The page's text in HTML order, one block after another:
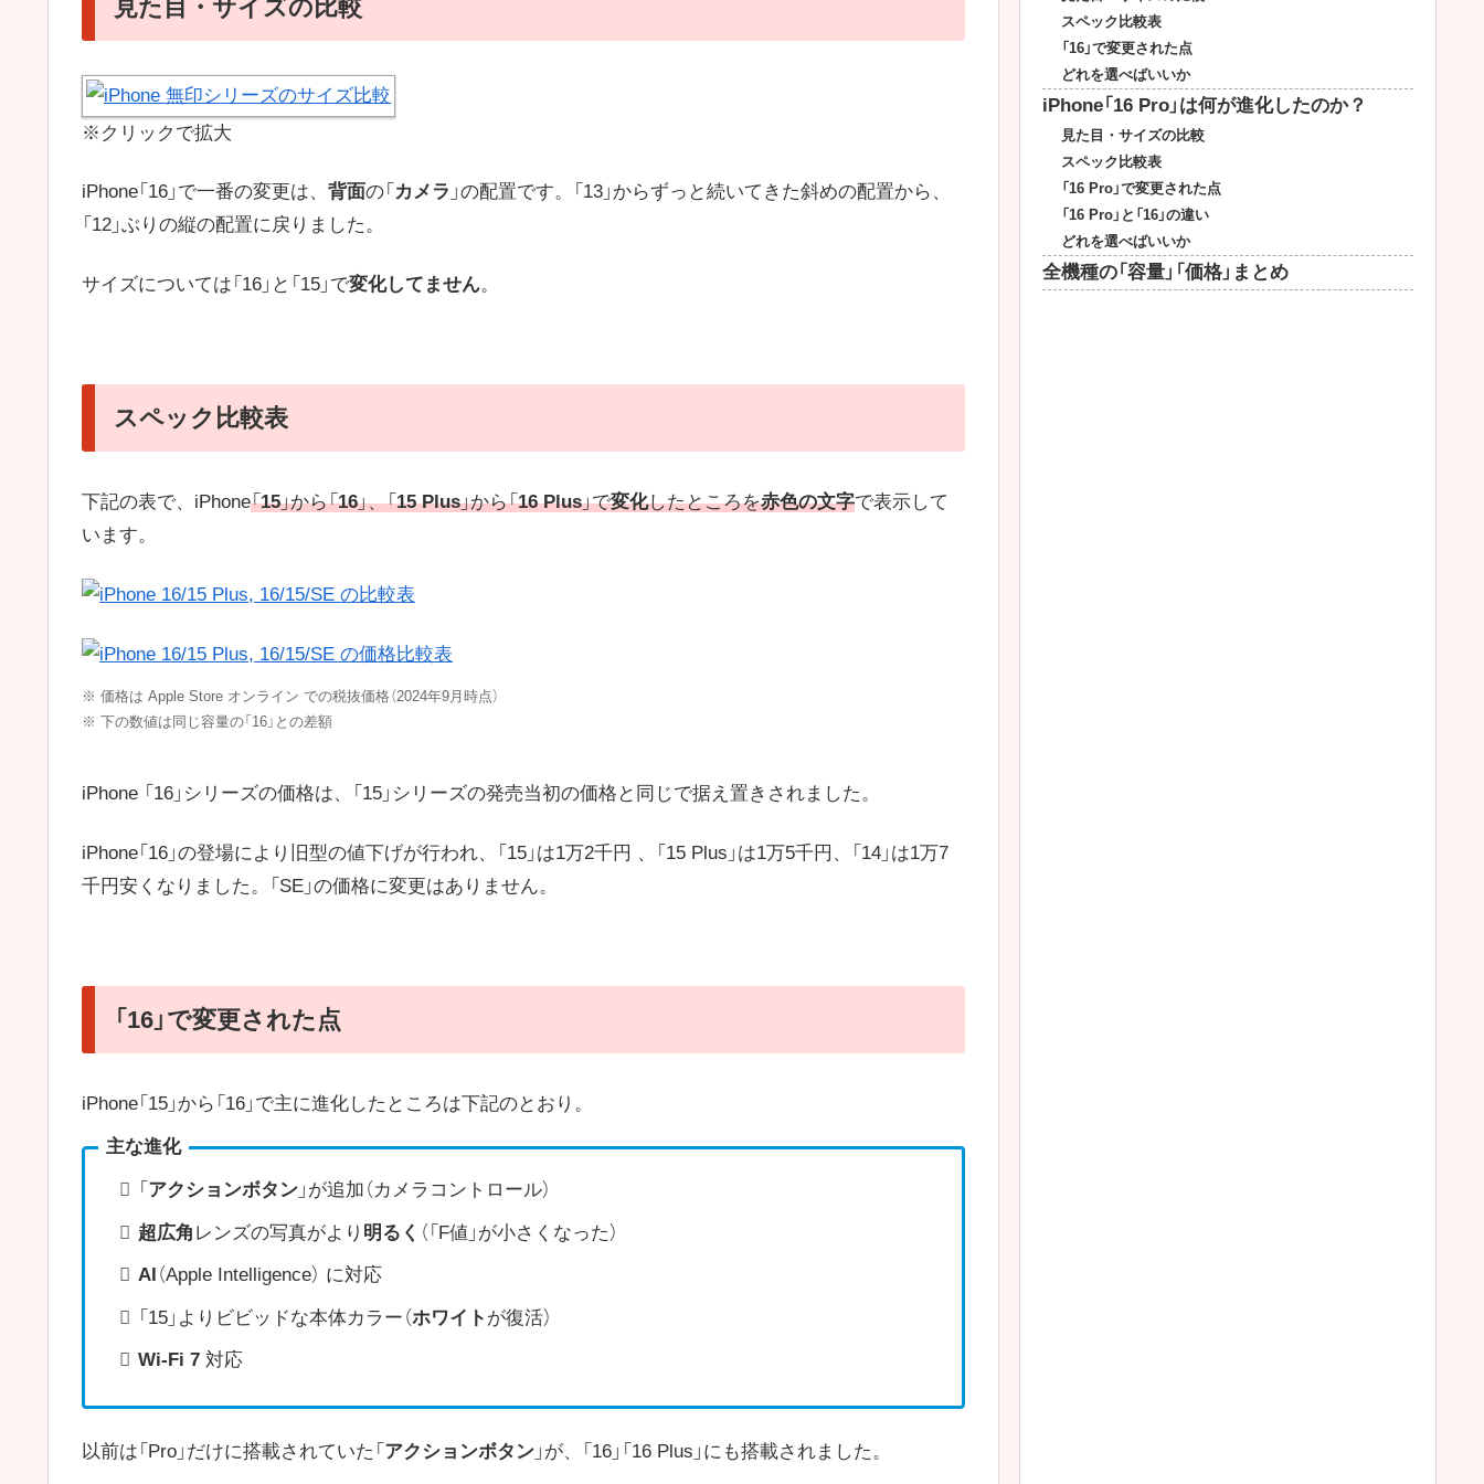
見た目・サイズの比較
※クリックで拡大
iPhone「16」で一番の変更は、 背面の「 カメラ 」の配置です。「13」からずっと続いてきた斜めの配置から、
「12」ぶりの縦の配置に戻りました。
サイズについては「16」と「15」で変化してません。
スペック比較表
下記の表で、iPhone「15」から「16」、「15 Plus」から「16 Plus」で変化したところを赤色の文字で表示して
います。
※ 価格は Apple Store オンライン での税抜価格（2024年9月時点）
※ 下の数値は同じ容量の「16」との差額
iPhone 「16」シリーズの価格は、「15」シリーズの発売当初の価格と同じで据え置きされました。
iPhone「16」の登場により旧型の値下げが行われ、「15」は1万2千円 、「15 Plus」は1万5千円、「14」は1万7
千円安くなりました。「SE」の価格に変更はありません。
「16」で変更された点
iPhone「15」から「16」で主に進化したところは下記のとおり。
主な進化
「 アクションボタン」が追加（カメラコントロール）
超広角 レンズの写真がより 明るく （「F値」が小さくなった）
AI （Apple Intelligence） に対応
「15」よりビビッドな本体カラー（ホワイト が復活）
Wi-Fi 7対応
以前は「Pro」だけに搭載されていた「 アクションボタン 」が、「16」「16 Plus」にも搭載されました。
スペック比較表
「16」で変更された点
どれを選べばいいか
iPhone「16 Pro」は何が進化したのか？
見た目・サイズの比較
スペック比較表
「16 Pro」で変更された点
「16 Pro」と「16」の違い
どれを選べばいいか
全機種の「容量」「価格」まとめ